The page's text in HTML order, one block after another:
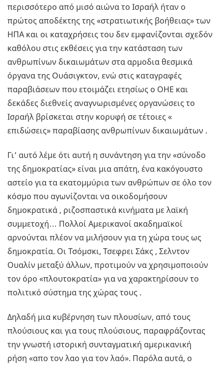
περισσότερο από μισό αιώνα το Ισραήλ ήταν ο
πρώτος αποδέκτης της «στρατιωτικής βοήθειας» των
ΗΠΑ και οι καταχρήσεις του δεν εμφανίζονται σχεδόν
καθόλου στις εκθέσεις για την κατάσταση των
ανθρωπίνων δικαιωμάτων στα αρμοδια θεσμικά
όργανα της Ουάσιγκτον, ενώ στις καταγραφές
παραβιάσεων που ετοιμάζει ετησίως ο ΟΗΕ και
δεκάδες διεθνείς αναγνωρισμένες οργανώσεις το
Ισραήλ βρίσκεται στην κορυφή σε τέτοιες «
επιδώσεις» παραβίασης ανθρωπίνων δικαιωμάτων .
Γι’ αυτό λέμε ότι αυτή η συνάντηση για την «σύνοδο
της δημοκρατίας» είναι μια απάτη, ένα κακόγουστο
αστείο για τα εκατομμύρια των ανθρώπων σε όλο τον
κόσμο που αγωνίζονται να οικοδομήσουν
δημοκρατικά , ριζοσπαστικά κινήματα με λαϊκή
συμμετοχή… Πολλοί Αμερικανοί ακαδημαϊκοί
αρνούνται πλέον να μιλήσουν για τη χώρα τους ως
δημοκρατία. Οι Τσόμσκι, Τσεφρει Σάκς , Σελντον
Ουαλίν μεταξύ άλλων, προτιμούν να χρησιμοποιούν
τον όρο «πλουτοκρατία» για να χαρακτηρίσουν το
πολιτικό σύστημα της χώρας τους .
Δηλαδή μια κυβέρνηση των πλουσίων, από τους
πλούσιους και για τους πλούσιους, παραφράζοντας
την γνωστή ιστορική συνταγματική αμερικανική
ρήση «απο τον λαο για τον λαό». Παρόλα αυτά, ο